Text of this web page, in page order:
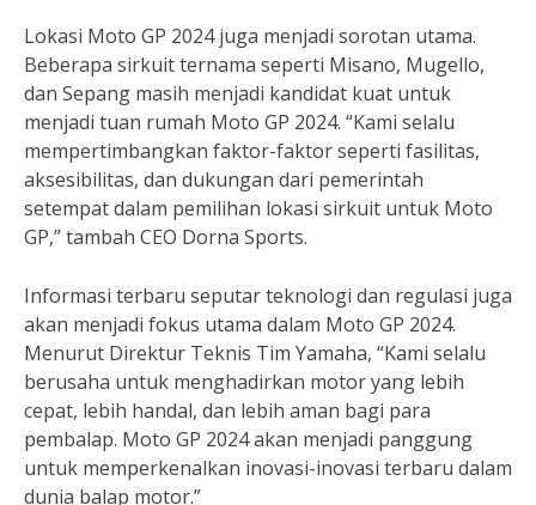
Lokasi Moto GP 2024 juga menjadi sorotan utama.
Beberapa sirkuit ternama seperti Misano, Mugello,
dan Sepang masih menjadi kandidat kuat untuk
menjadi tuan rumah Moto GP 2024. “Kami selalu
mempertimbangkan faktor-faktor seperti fasilitas,
aksesibilitas, dan dukungan dari pemerintah
setempat dalam pemilihan lokasi sirkuit untuk Moto
GP,” tambah CEO Dorna Sports.
Informasi terbaru seputar teknologi dan regulasi juga
akan menjadi fokus utama dalam Moto GP 2024.
Menurut Direktur Teknis Tim Yamaha, “Kami selalu
berusaha untuk menghadirkan motor yang lebih
cepat, lebih handal, dan lebih aman bagi para
pembalap. Moto GP 2024 akan menjadi panggung
untuk memperkenalkan inovasi-inovasi terbaru dalam
dunia balap motor.”